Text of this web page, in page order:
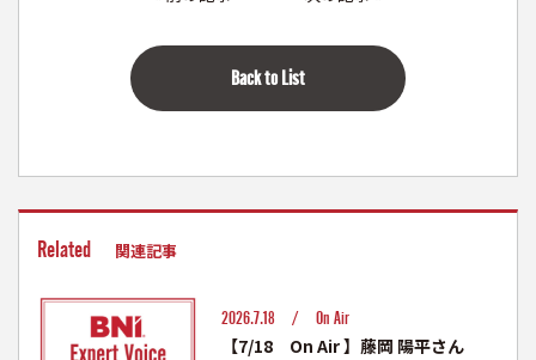
Back to List
Related 関連記事
2026.7.18 /On Air
【7/18 On Air 】藤岡 陽平さん